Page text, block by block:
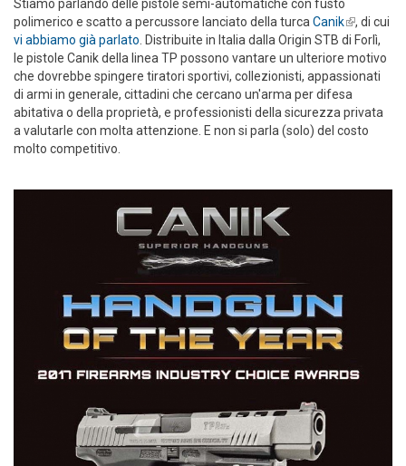
Stiamo parlando delle pistole semi-automatiche con fusto
polimerico e scatto a percussore lanciato della turcaCanik(link is
external)
, di cui
vi abbiamo già parlato. Distribuite in Italia dalla Origin STB di Forlì,
le pistole Canik della linea TP possono vantare un ulteriore motivo
che dovrebbe spingere tiratori sportivi, collezionisti, appassionati
di armi in generale, cittadini che cercano un'arma per difesa
abitativa o della proprietà, e professionisti della sicurezza privata
a valutarle con molta attenzione. E non si parla (solo) del costo
molto competitivo.